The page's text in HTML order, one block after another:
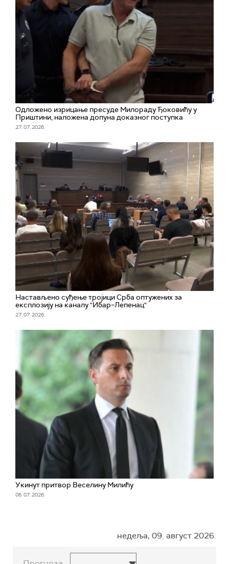
Одложено изрицање пресуде Милораду Ђоковићу у
Приштини, наложена допуна доказног поступка
27. 07. 2026.
Настављено суђење тројици Срба оптужених за
експлозију на каналу "Ибар–Лепенац"
27. 07. 2026.
Укинут притвор Веселину Милићу
06. 07. 2026.
недеља, 09. август 2026.